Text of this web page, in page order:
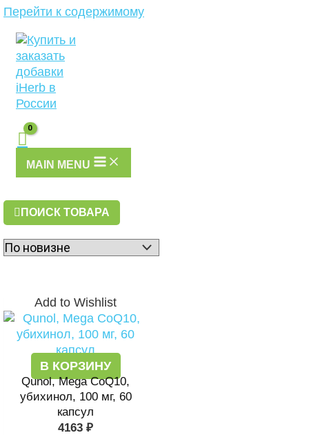
Перейти к содержимому
MAIN MENU
ПОИСК ТОВАРА
Add to Wishlist
В КОРЗИНУ
Qunol, Mega CoQ10,
убихинол, 100 мг, 60
капсул
4163 ₽